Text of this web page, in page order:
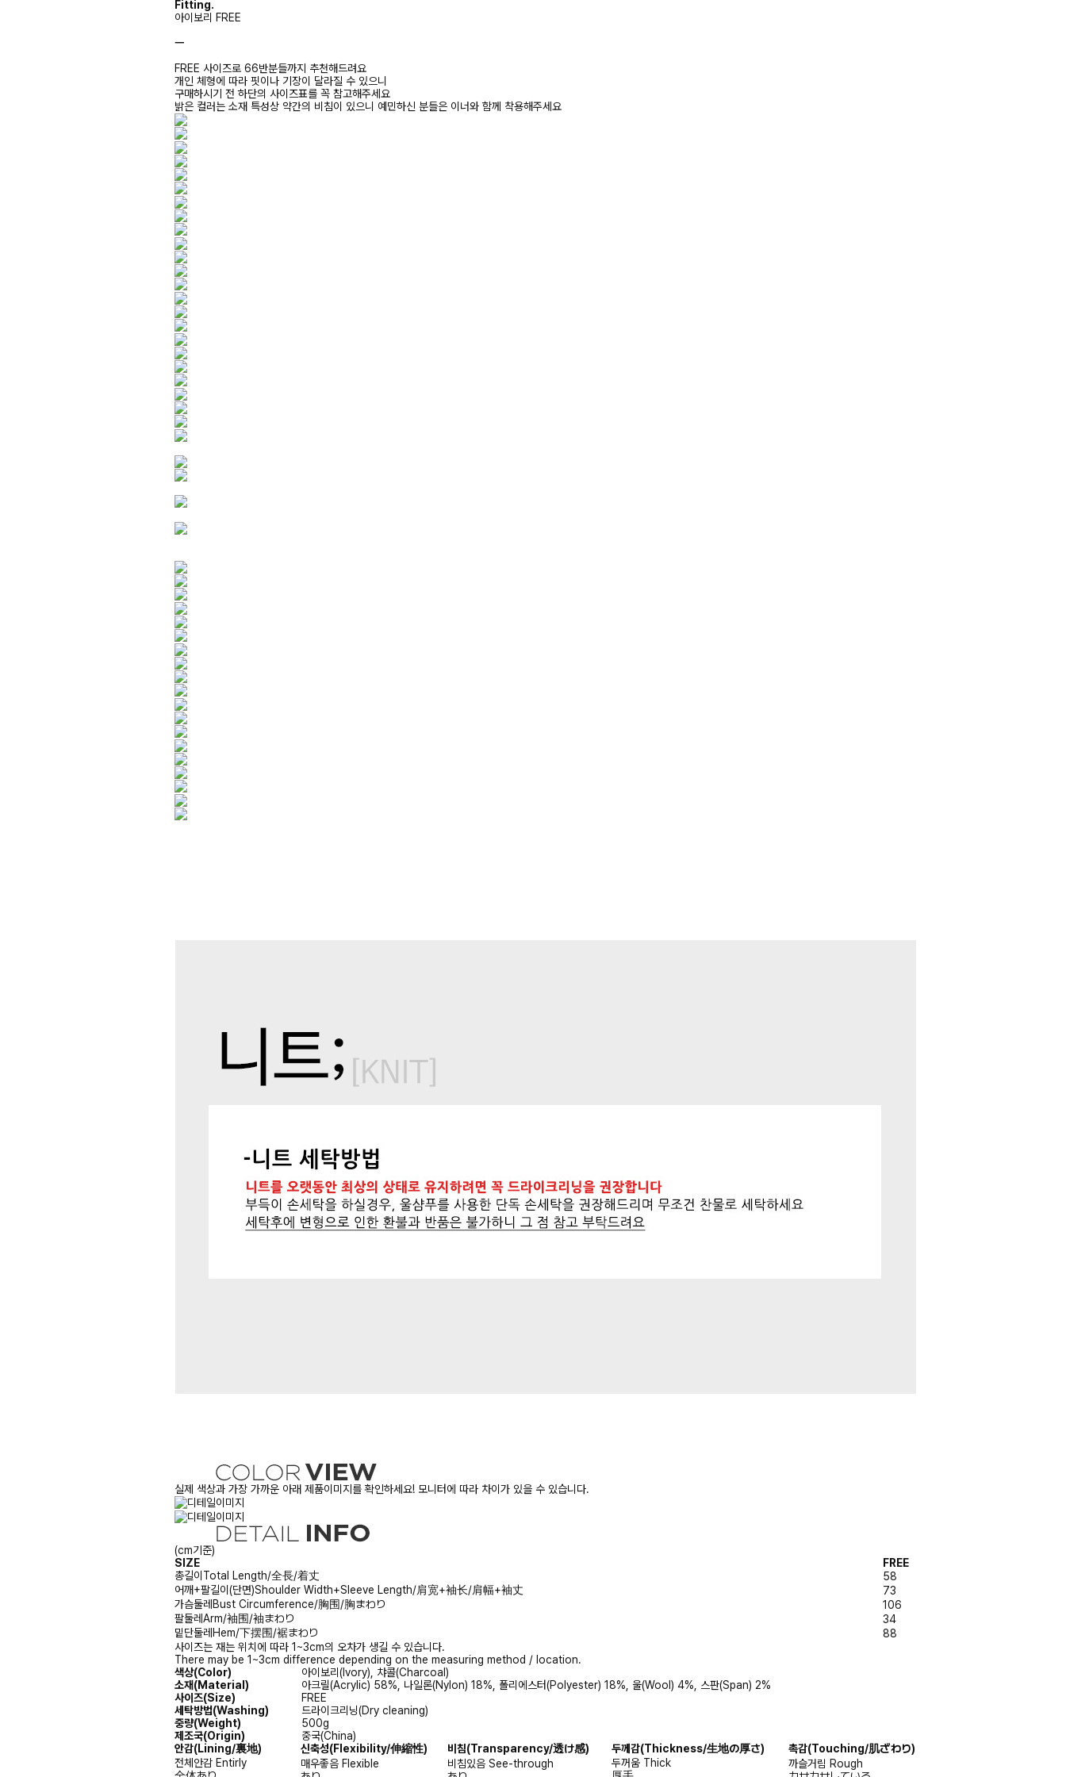
Fitting.
아이보리 FREE
ㅡ
FREE 사이즈로 66반분들까지 추천해드려요
개인 체형에 따라 핏이나 기장이 달라질 수 있으니
구매하시기 전 하단의 사이즈표를 꼭 참고해주세요
밝은 컬러는 소재 특성상 약간의 비침이 있으니 예민하신 분들은 이너와 함께 착용해주세요
실제 색상과 가장 가까운 아래 제품이미지를 확인하세요! 모니터에 따라 차이가 있을 수 있습니다.
(cm기준)
SIZE
FREE
총길이Total Length/全長/着丈
58
어깨+팔길이(단면)Shoulder Width+Sleeve Length/肩宽+袖长/肩幅+袖丈
73
가슴둘레Bust Circumference/胸围/胸まわり
106
팔둘레Arm/袖围/袖まわり
34
밑단둘레Hem/下摆围/裾まわり
88
사이즈는 재는 위치에 따라 1~3cm의 오차가 생길 수 있습니다.
There may be 1~3cm difference depending on the measuring method / location.
색상(Color)
아이보리(Ivory), 챠콜(Charcoal)
소재(Material)
아크릴(Acrylic) 58%, 나일론(Nylon) 18%, 폴리에스터(Polyester) 18%, 울(Wool) 4%, 스판(Span) 2%
사이즈(Size)
FREE
세탁방법(Washing)
드라이크리닝(Dry cleaning)
중량(Weight)
500g
제조국(Origin)
중국(China)
안감(Lining/裏地) 신축성(Flexibility/伸縮性) 비침(Transparency/透け感) 두께감(Thickness/生地の厚さ) 촉감(Touching/肌ざわり)
전체안감 Entirly
매우좋음 Flexible
비침있음 See-through
두꺼움 Thick
까슬거림 Rough